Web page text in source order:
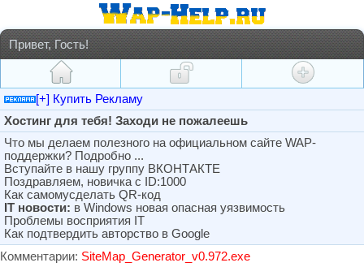
Привет, Гость!
[+] Купить Рекламу
Хостинг для тебя! Заходи не пожалеешь
Что мы делаем полезного на официальном сайте WAP-
поддержки? Подробно ...
Вступайте в нашу группу ВКОНТАКТЕ
Поздравляем, новичка с ID:1000
Как самомусделать QR-код
IT новости: в Windows новая опасная уязвимость
Проблемы восприятия IT
Как подтвердить авторство в Google
Комментарии: SiteMap_Generator_v0.972.exe